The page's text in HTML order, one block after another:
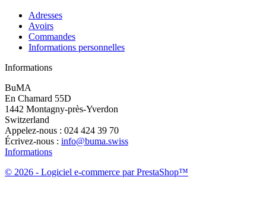
Adresses
Avoirs
Commandes
Informations personnelles
Informations
BuMA
En Chamard 55D
1442 Montagny-près-Yverdon
Switzerland
Appelez-nous : 024 424 39 70
Écrivez-nous : info@buma.swiss
Informations
© 2026 - Logiciel e-commerce par PrestaShop™